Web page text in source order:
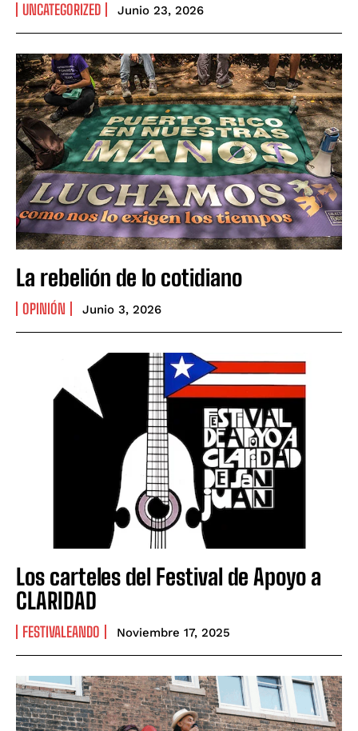
UNCATEGORIZED Junio 23, 2026
La rebelión de lo cotidiano
OPINIÓN Junio 3, 2026
Los carteles del Festival de Apoyo a
CLARIDAD
FESTIVALEANDO Noviembre 17, 2025